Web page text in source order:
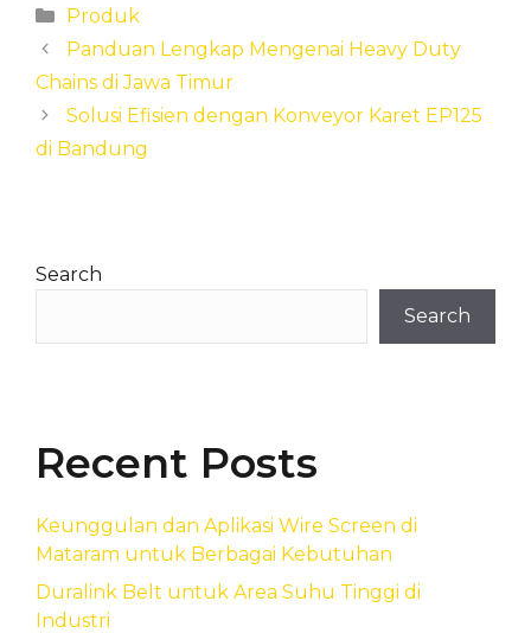
Categories
Produk
Panduan Lengkap Mengenai Heavy Duty
Chains di Jawa Timur
Solusi Efisien dengan Konveyor Karet EP125
di Bandung
Search
Search
Recent Posts
Keunggulan dan Aplikasi Wire Screen di
Mataram untuk Berbagai Kebutuhan
Duralink Belt untuk Area Suhu Tinggi di
Industri